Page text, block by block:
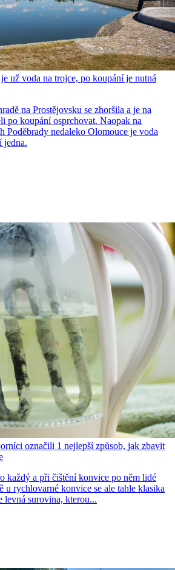
už voda na trojce, po koupání je nutná
na Prostějovsku se zhoršila a je na
po koupání osprchovat. Naopak na
Poděbrady nedaleko Olomouce je voda
jedna.
označili 1 nejlepší způsob, jak zbavit
každý a při čištění konvice po něm lidé
u rychlovarné konvice se ale tahle klasika
levná surovina, kterou...